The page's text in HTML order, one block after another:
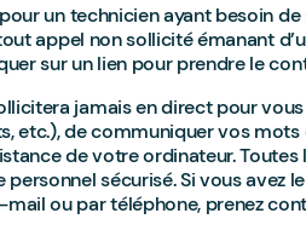
un technicien ayant besoin
appel non sollicité émanant
sur un lien pour prendre le
jamais en direct pour
etc.), de communiquer vos
de votre ordinateur.
sécurisé. Si vous avez
ou par téléphone, prenez